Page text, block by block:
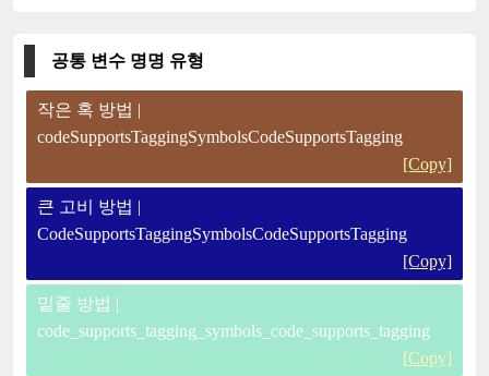
공통 변수 명명 유형
작은 혹 방법 |
codeSupportsTaggingSymbolsCodeSupportsTagging
[Copy]
큰 고비 방법 |
CodeSupportsTaggingSymbolsCodeSupportsTagging
[Copy]
밑줄 방법 |
code_supports_tagging_symbols_code_supports_tagging
[Copy]